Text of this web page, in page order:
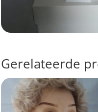
Gerelateerde